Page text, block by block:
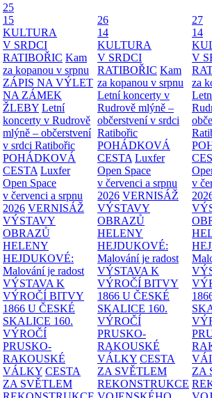
25
15
KULTURA
V SRDCI
RATIBOŘIC Kam
za kopanou v srpnu
ZÁPIS NA VÝLET
NA ZÁMEK
ŽLEBY Letní
koncerty v Rudrově
mlýně – občerstvení
v srdci Ratibořic
POHÁDKOVÁ
CESTA Luxfer
Open Space
v červenci a srpnu
2026 VERNISÁŽ
VÝSTAVY
OBRAZŮ
HELENY
HEJDUKOVÉ:
Malování je radost
VÝSTAVA K
VÝROČÍ BITVY
1866 U ČESKÉ
SKALICE 160.
VÝROČÍ
PRUSKO-
RAKOUSKÉ
VÁLKY CESTA
ZA SVĚTLEM
26
14
KULTURA
V SRDCI
RATIBOŘIC Kam
za kopanou v srpnu
Letní koncerty v
Rudrově mlýně –
občerstvení v srdci
Ratibořic
POHÁDKOVÁ
CESTA Luxfer
Open Space
v červenci a srpnu
2026 VERNISÁŽ
VÝSTAVY
OBRAZŮ
HELENY
HEJDUKOVÉ:
Malování je radost
VÝSTAVA K
VÝROČÍ BITVY
1866 U ČESKÉ
SKALICE 160.
VÝROČÍ
PRUSKO-
RAKOUSKÉ
VÁLKY CESTA
ZA SVĚTLEM
REKONSTRUKCE
27
14
V
za
v
ZA